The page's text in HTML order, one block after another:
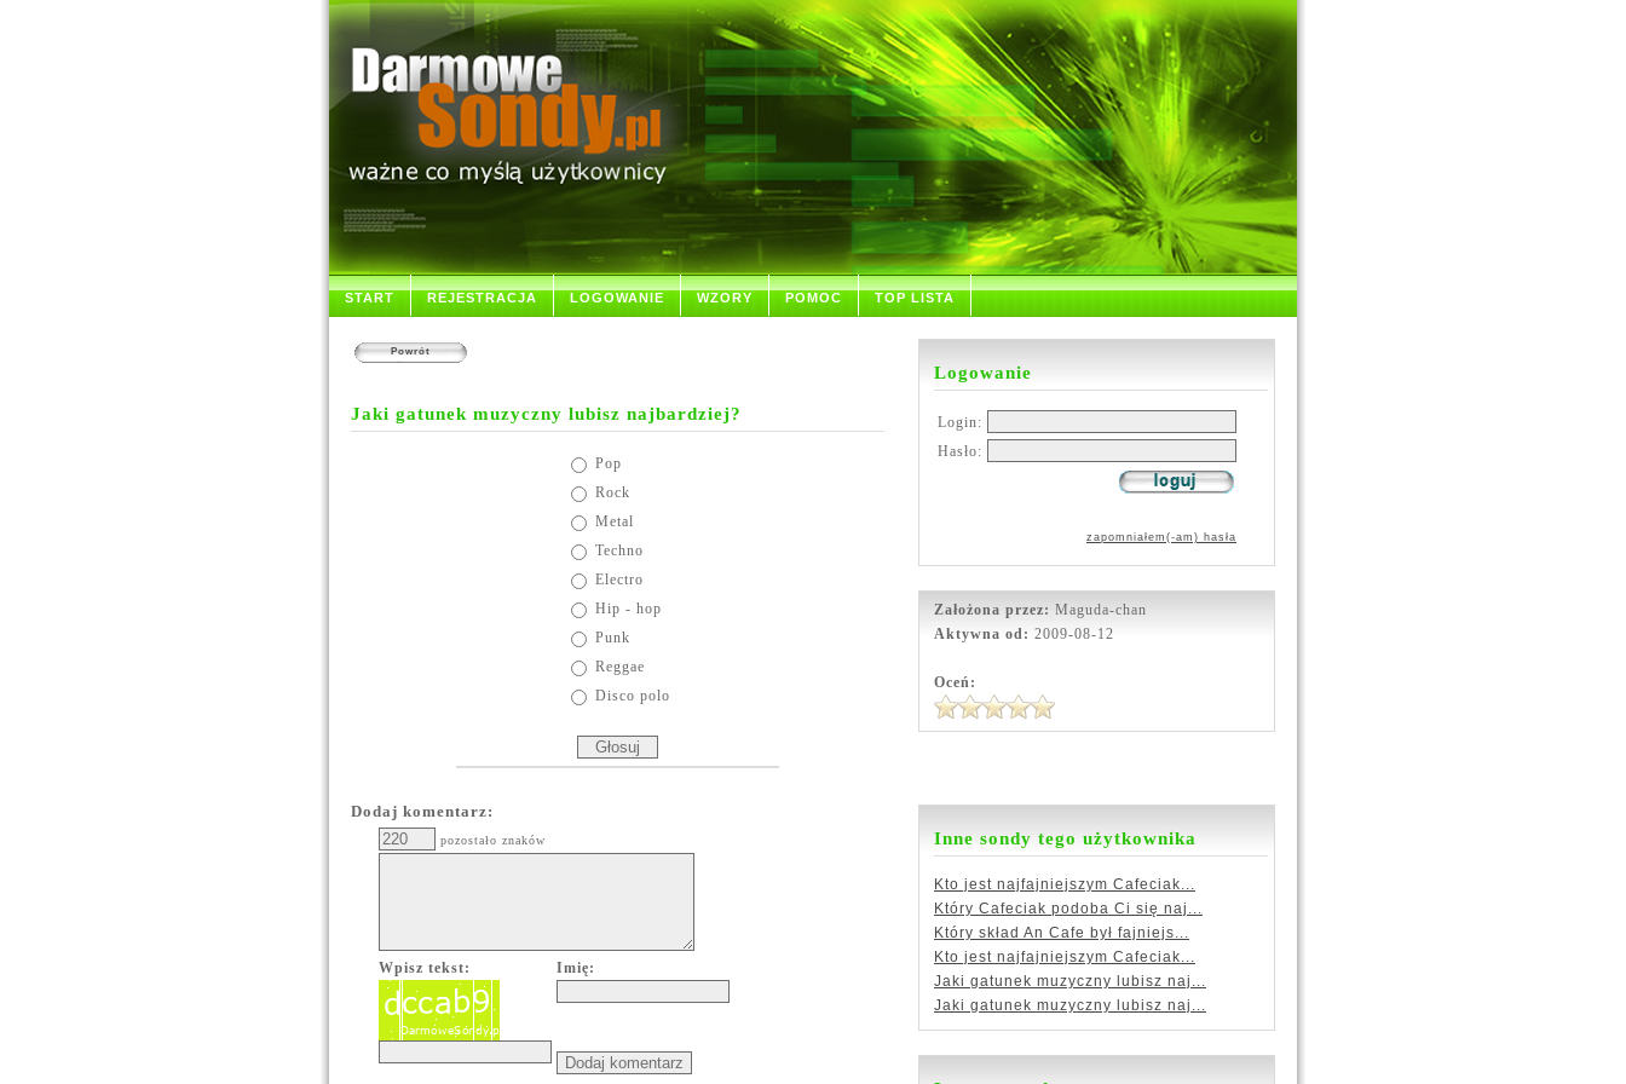
START REJESTRACJA LOGOWANIE WZORY POMOC TOP LISTA
Powrót
Jaki gatunek muzyczny lubisz najbardziej?
Pop
Rock
Metal
Techno
Electro
Hip - hop
Punk
Reggae
Disco polo
Dodaj komentarz:
pozostało znaków
Wpisz tekst: Imię:
Logowanie
Login:
Hasło:
zapomniałem(-am) hasła
Założona przez: Maguda-chan
Aktywna od: 2009-08-12
Oceń:
Inne sondy tego użytkownika
Kto jest najfajniejszym Cafeciak...
Który Cafeciak podoba Ci się naj...
Który skład An Cafe był fajniejs...
Kto jest najfajniejszym Cafeciak...
Jaki gatunek muzyczny lubisz naj...
Jaki gatunek muzyczny lubisz naj...